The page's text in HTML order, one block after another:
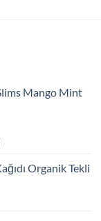
Mango Mint
Organik Tekli